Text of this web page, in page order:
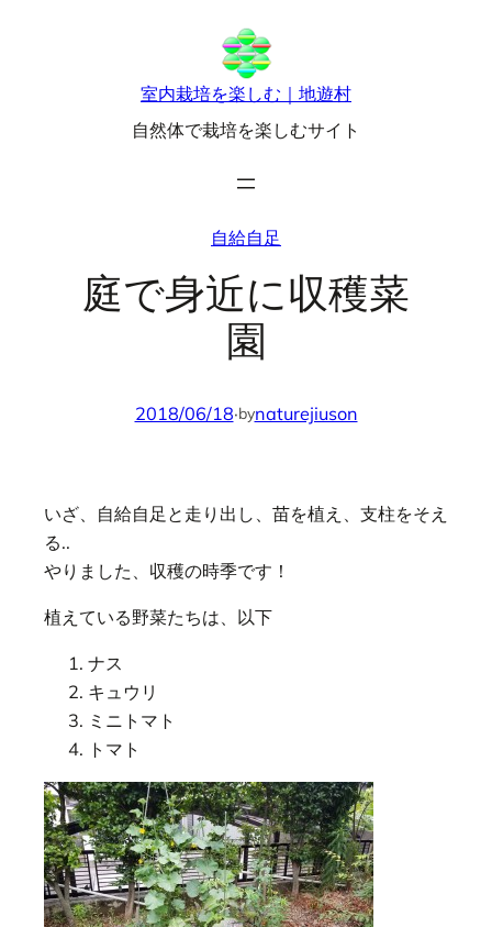
室内栽培を楽しむ｜地遊村
自然体で栽培を楽しむサイト
自給自足
庭で身近に収穫菜
園
2018/06/18·bynaturejiuson
いざ、自給自足と走り出し、苗を植え、支柱をそえ
る..
やりました、収穫の時季です！
植えている野菜たちは、以下
ナス
キュウリ
ミニトマト
トマト